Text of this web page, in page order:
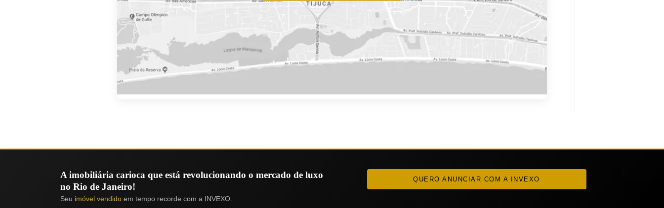
A imobiliária carioca que está revolucionando o mercado de luxo
no Rio de Janeiro!
Seu imóvel vendido em tempo recorde com a INVEXO.
QUERO ANUNCIAR COM A INVEXO